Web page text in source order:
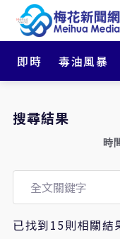
即時 毒油風暴
搜尋結果
時
已找到15則相關結